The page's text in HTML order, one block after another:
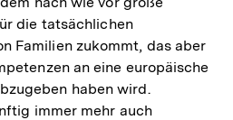
die tatsächlichen
Familien zukommt, das aber
an eine europäische
haben wird.
immer mehr auch